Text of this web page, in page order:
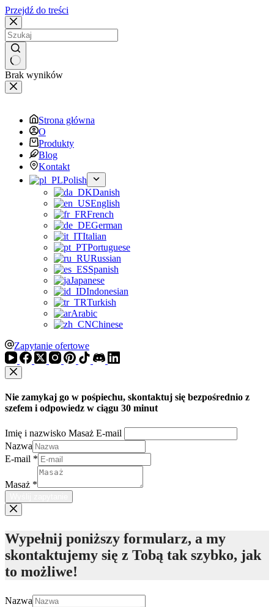
Przejdź do treści
Brak wyników
Strona główna
O
Produkty
Blog
Kontakt
Polish
Danish
English
French
German
Italian
Portuguese
Russian
Spanish
Japanese
Indonesian
Turkish
Arabic
Chinese
Zapytanie ofertowe
Nie zamykaj go w pośpiechu, skontaktuj się bezpośrednio z
szefem i odpowiedz w ciągu 30 minut
Imię i nazwisko Masaż E-mail
Nazwa
E-mail *
Masaż *
Wypełnij poniższy formularz, a my
skontaktujemy się z Tobą tak szybko, jak
to możliwe!
Nazwa